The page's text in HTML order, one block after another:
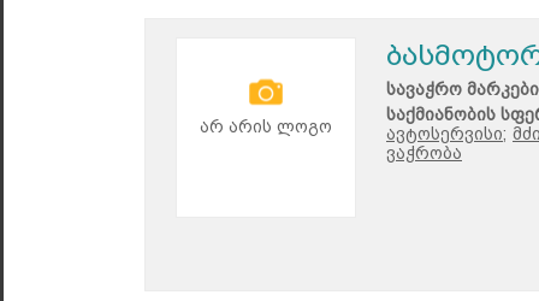
არ არის ლოგო
სავაჭრო
საქმიანობის
ავტოსერვისი;
ვაჭრობა